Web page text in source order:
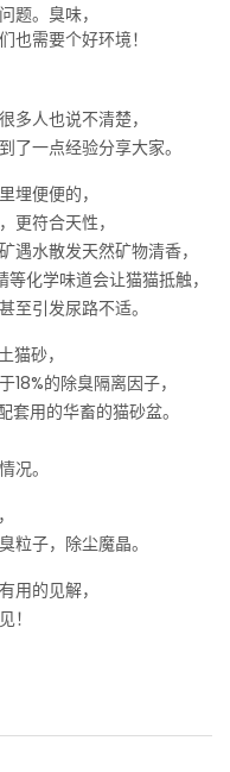
题。臭味，
也需要个好环境！
多人也说不清楚，
了一点经验分享大家。
埋便便的，
更符合天性，
遇水散发天然矿物清香，
化学味道会让猫猫抵触，
至引发尿路不适。
猫砂，
的除臭隔离因子，
用的华畜的猫砂盆。
况。
粒子，除尘魔晶。
用的见解，
！